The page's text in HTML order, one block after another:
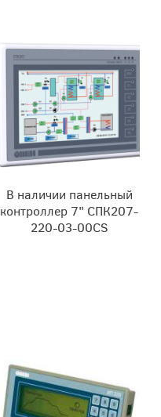
В наличии панельный
контроллер 7" СПК207-
220-03-00CS